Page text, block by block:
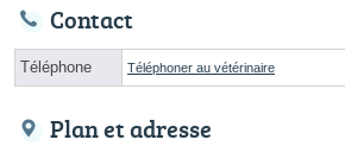
Contact
Téléphone Téléphoner au vétérinaire
Plan et adresse